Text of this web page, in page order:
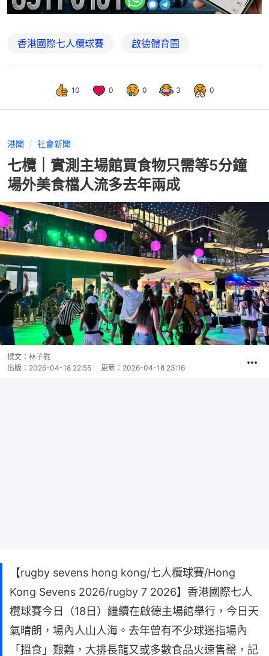
香港國際七人欖球賽 啟德體育園
10 0 0 3 0
港聞 社會新聞
七欖｜實測主場館買食物只需等5分鐘
場外美食檔人流多去年兩成
撰文： 林子慰
出版： 2026-04-18 22:55 更新： 2026-04-18 23:16
【rugby sevens hong kong/七人欖球賽/Hong
Kong Sevens 2026/rugby 7 2026】香港國際七人
欖球賽今日（18日）繼續在啟德主場館舉行，今日天
氣晴朗，場內人山人海。去年曾有不少球迷指場內
「搵食」艱難，大排長龍又或多數食品火速售罄，記